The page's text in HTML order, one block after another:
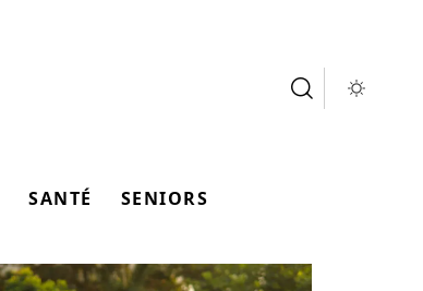
SANTÉ SENIORS